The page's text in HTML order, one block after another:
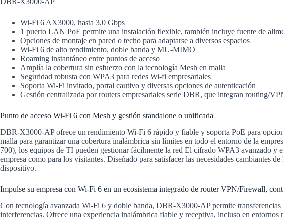
DBR-X3000-AP
Wi-Fi 6 AX3000, hasta 3,0 Gbps
1 puerto LAN PoE permite una instalación flexible, también incluye fuente de
Opciones de montaje en pared o techo para adaptarse a diversos espacios
Wi-Fi 6 de alto rendimiento, doble banda y MU-MIMO
Roaming instantáneo entre puntos de acceso
Amplía la cobertura sin esfuerzo con la tecnología Mesh en malla
Seguridad robusta con WPA3 para redes Wi-fi empresariales
Soporta Wi-Fi invitado, portal cautivo y diversas opciones de autenticación
Gestión centralizada por routers empresariales serie DBR, que integran routing/
Punto de acceso Wi-Fi 6 con Mesh y gestión standalone o unificada
DBR-X3000-AP ofrece un rendimiento Wi-Fi 6 rápido y fiable y soporta PoE para
malla para garantizar una cobertura inalámbrica sin límites en todo el entorno de la
700), los equipos de TI pueden gestionar fácilmente la red El cifrado WPA3 avanzado
empresa como para los visitantes. Diseñado para satisfacer las necesidades
dispositivo.
Impulse su empresa con Wi-Fi 6 en un ecosistema integrado de router VPN/Firewall,
Con tecnología avanzada Wi-Fi 6 y doble banda, DBR-X3000-AP permite
interferencias. Ofrece una experiencia inalámbrica fiable y receptiva, incluso en entornos